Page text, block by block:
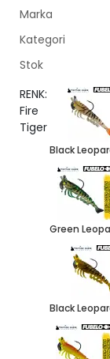
Marka
Kategori
Stok
RENK:
Fire
Tiger
Black
Green
Black